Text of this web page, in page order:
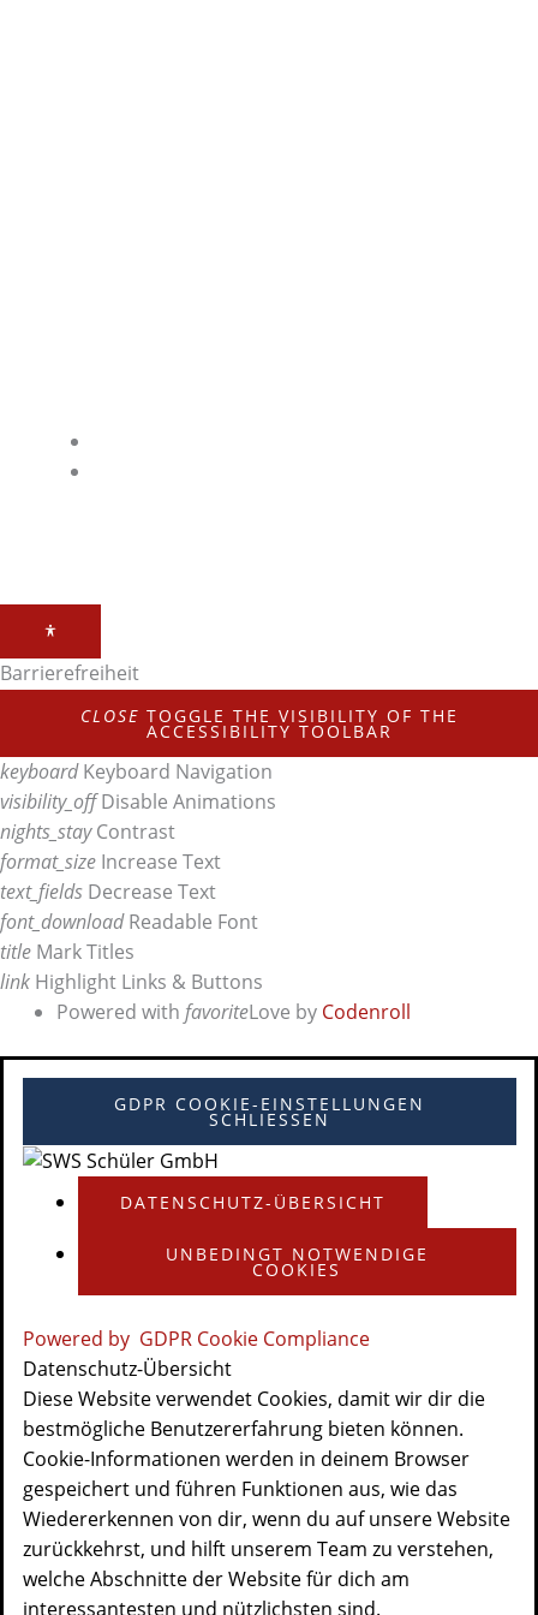
Barrierefreiheit
CLOSE TOGGLE THE VISIBILITY OF THE
ACCESSIBILITY TOOLBAR
keyboard Keyboard Navigation
visibility_off Disable Animations
nights_stay Contrast
format_size Increase Text
text_fields Decrease Text
font_download Readable Font
title Mark Titles
link Highlight Links & Buttons
Powered with favoriteLove by Codenroll
GDPR COOKIE-EINSTELLUNGEN
SCHLIESSEN
DATENSCHUTZ-ÜBERSICHT
UNBEDINGT NOTWENDIGE
COOKIES
Powered by GDPR Cookie Compliance
Datenschutz-Übersicht
Diese Website verwendet Cookies, damit wir dir die
bestmögliche Benutzererfahrung bieten können.
Cookie-Informationen werden in deinem Browser
gespeichert und führen Funktionen aus, wie das
Wiedererkennen von dir, wenn du auf unsere Website
zurückkehrst, und hilft unserem Team zu verstehen,
welche Abschnitte der Website für dich am
interessantesten und nützlichsten sind.